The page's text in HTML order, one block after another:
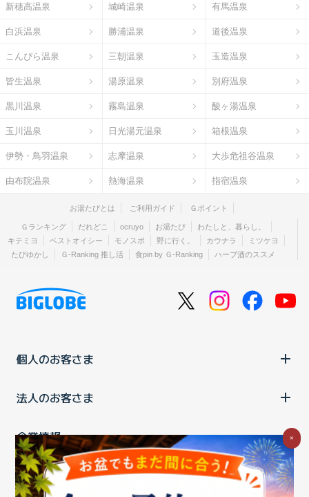
新穂高温泉 城崎温泉 有馬温泉
白浜温泉 勝浦温泉 道後温泉
こんぴら温泉 三朝温泉 玉造温泉
皆生温泉 湯原温泉 別府温泉
黒川温泉 霧島温泉 酸ヶ湯温泉
玉川温泉 日光湯元温泉 箱根温泉
伊勢・鳥羽温泉 志摩温泉 大歩危祖谷温泉
由布院温泉 熱海温泉 指宿温泉
お湯たびとは ご利用ガイド Ｇポイント
Ｇランキング だれどこ ocruyo お湯たび
わたしと、暮らし。
キテミヨ
ベストオイシー モノスポ 野に行く。 カウナラ
ミツケヨ
たびゆかし
Ｇ-Ranking 推し活 食pin by Ｇ-Ranking ハーブ酒のススメ
個人のお客さま
法人のお客さま
企業情報
ご利用中の方
×